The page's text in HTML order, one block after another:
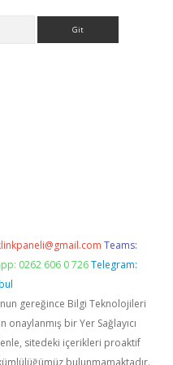
Teams:
0262 606 0 726 Telegram:
gereğince Bilgi Teknolojileri
bir Yer Sağlayıcı
sitedeki içerikleri proaktif
bulunmamaktadır.